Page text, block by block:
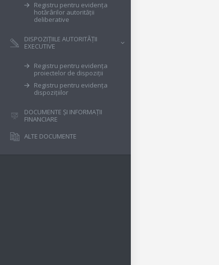
Registru pentru evidența
hotărârilor autorității
deliberative
DISPOZIȚIILE AUTORITĂȚII
EXECUTIVE
Registru pentru evidența
proiectelor de dispoziții
Registru pentru evidența
dispozițiilor
DOCUMENTE ȘI INFORMAȚII
FINANCIARE
ALTE DOCUMENTE